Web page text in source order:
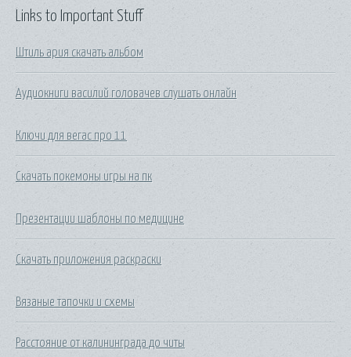
Links to Important Stuff
Штиль ария скачать альбом
Аудиокниги василий головачев слушать онлайн
Ключи для вегас про 11
Скачать покемоны игры на пк
Презентации шаблоны по медицине
Скачать приложения раскраски
Вязаные тапочки и схемы
Расстояние от калининграда до читы